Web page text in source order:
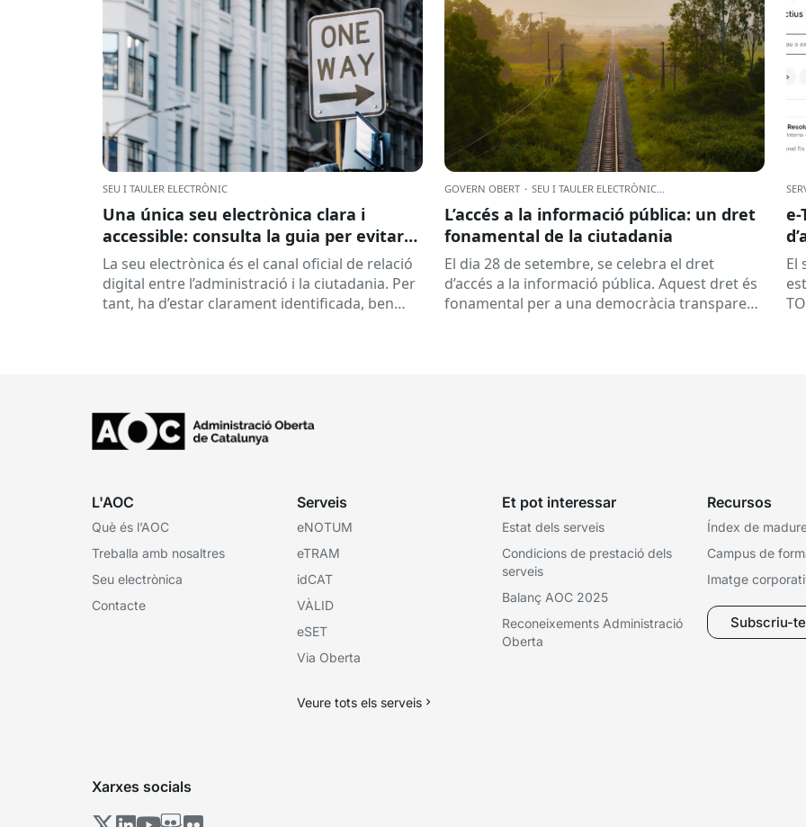
SEU I TAULER ELECTRÒNIC
Una única seu electrònica clara i
accessible: consulta la guia per evitar
duplicitats
La seu electrònica és el canal oficial de relació
digital entre l’administració i la ciutadania. Per
tant, ha d’estar clarament identificada, ben
GOVERN OBERT · SEU I TAULER ELECTRÒNIC
L’accés a la informació pública: un dret
fonamental de la ciutadania
El dia 28 de setembre, se celebra el dret
d’accés a la informació pública. Aquest dret és
fonamental per a una democràcia transparent,
e-
El
L'AOC
Què és l’AOC
Treballa amb nosaltres
Seu electrònica
Contacte
Serveis
eNOTUM
eTRAM
idCAT
VÀLID
eSET
Via Oberta
Veure tots els serveis
Et pot interessar
Estat dels serveis
Condicions de prestació dels
serveis
Balanç AOC 2025
Reconeixements Administració
Oberta
Recursos
Índex de
Campus de
Imatge
Subscriu-
Xarxes socials